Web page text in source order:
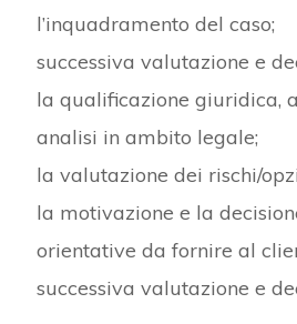
l’inquadramento del caso;
successiva valutazione e
la qualificazione giuridica,
analisi in ambito legale;
la valutazione dei rischi/
la motivazione e la
orientative da fornire al
successiva valutazione e